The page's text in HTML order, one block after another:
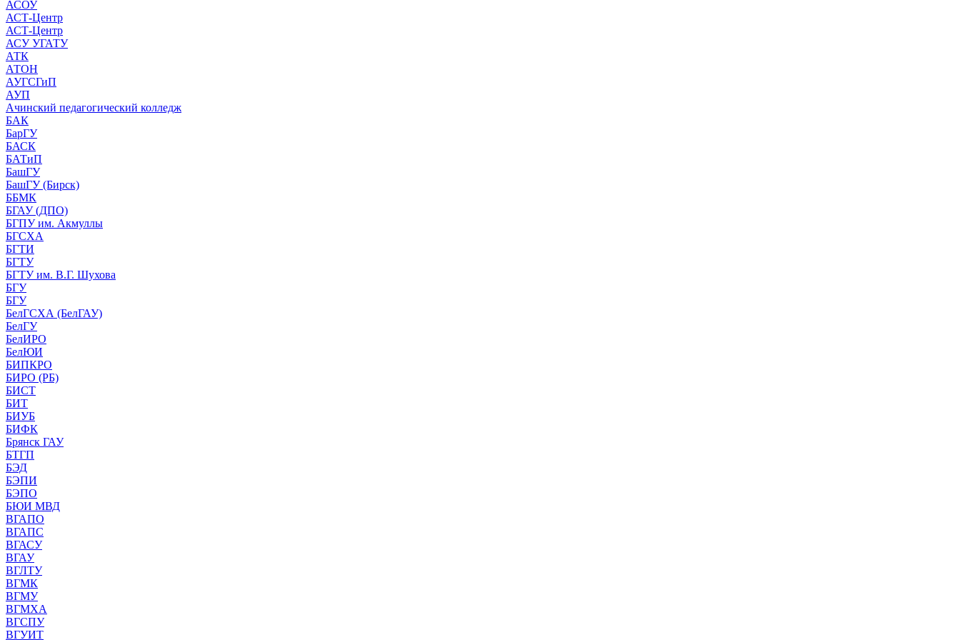
АСОУ
АСТ-Центр
АСТ-Центр
АСУ УГАТУ
АТК
АТОН
АУГСГиП
АУП
Ачинский педагогический колледж
БАК
БарГУ
БАСК
БАТиП
БашГУ
БашГУ (Бирск)
ББМК
БГАУ (ДПО)
БГПУ им. Акмуллы
БГСХА
БГТИ
БГТУ
БГТУ им. В.Г. Шухова
БГУ
БГУ
БелГСХА (БелГАУ)
БелГУ
БелИРО
БелЮИ
БИПКРО
БИРО (РБ)
БИСТ
БИТ
БИУБ
БИФК
Брянск ГАУ
БТГП
БЭД
БЭПИ
БЭПО
БЮИ МВД
ВГАПО
ВГАПС
ВГАСУ
ВГАУ
ВГЛТУ
ВГМК
ВГМУ
ВГМХА
ВГСПУ
ВГУИТ